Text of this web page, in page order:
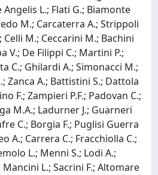
Angelis L.; Flati G.; Biamonte
M.; Carcaterra A.; Strippoli
Celli M.; Ceccarini M.; Bachini
V.; De Filippi C.; Martini P.;
C.; Ghilardi A.; Simonacci M.;
Zanca A.; Battistini S.; Dattola
F.; Zampieri P.F.; Padovan C.;
M.A.; Ladurner J.; Guarneri
C.; Borgia F.; Puglisi Guerra
A.; Carrera C.; Fracchiolla C.;
L.; Menni S.; Lodi A.;
L.; Sacrini F.; Altomare